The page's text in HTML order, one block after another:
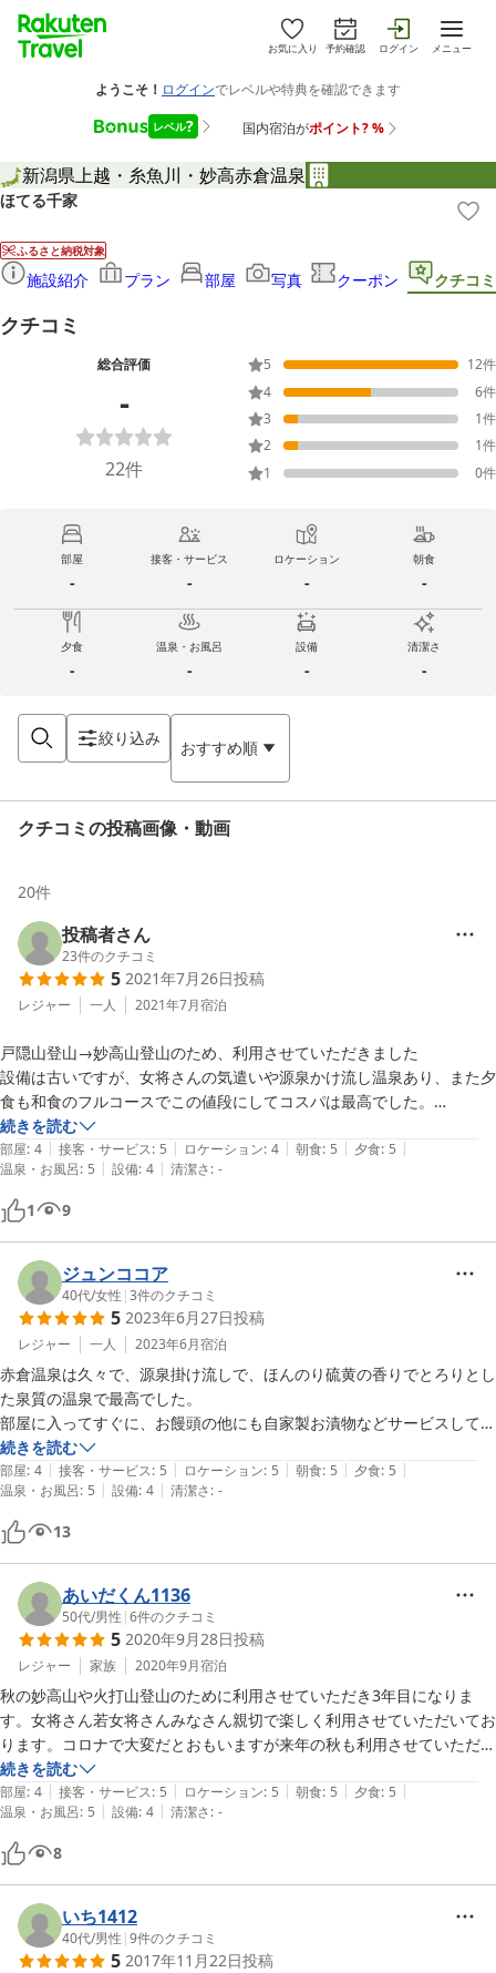
お気に入り 予約確認 ログイン メニュー
新潟県上越・糸魚川・妙高赤倉温泉
ほてる千家
ふるさと納税対象
施設紹介 プラン 部屋 写真 クーポン クチコミ
クチコミ
総合評価
-
22件
5 12件
4
6件
3
1件
2
1件
1
0件
部屋
-
接客・サービス
-
ロケーション
-
朝食
-
夕食
-
温泉・お風呂
-
設備
-
清潔さ
-
絞り込み おすすめ順
クチコミの投稿画像・動画
20件
投稿者さん
23件のクチコミ
5 2021年7月26日投稿
レジャー 一人 2021年7月宿泊
戸隠山登山→妙高山登山のため、利用させていただきました
設備は古いですが、女将さんの気遣いや源泉かけ流し温泉あり、また夕
食も和食のフルコースでこの値段にしてコスパは最高でした。
また、翌日朝食は当初7:30-とのことでしたが、早朝出発の場合おにぎ
りを用意していただけるとのことで、急遽お願いしたにもかかわらず対
応していただき助かりました
おかげさまで、6:10頃に妙高登山口の燕温泉駐車場はつきましたが、満
車の中でなんとか1台空いてて駐車できラッキーでした。
登山中にこのおにぎりだけかと思いましたが、漬物やゆで卵、登山中の
ナッツ、チーズかまぼこなどもも入っていて、期待以上の気遣い・内容
でびっくりです。
有難うございました。また、近辺の登山・スキーには利用したいと思い
ます
ちなみに、登山ではあいにくガスがかかって景色は見えませんでした。
また13時には戻れましたが、途中スコールに合い最悪でした。。。
（笑）
続きを読む
部屋: 4 | 接客・サービス: 5 | ロケーション: 4 | 朝食: 5 | 夕食: 5 |
温泉・お風呂: 5 | 設備: 4 | 清潔さ: -
1 9
ジュンココア
40代/女性 |3件のクチコミ
5 2023年6月27日投稿
レジャー 一人 2023年6月宿泊
赤倉温泉は久々で、源泉掛け流しで、ほんのり硫黄の香りでとろりとし
た泉質の温泉で最高でした。
部屋に入ってすぐに、お饅頭の他にも自家製お漬物などサービスして頂
き、心遣いがありがたかったです。
建物はレトロ感がありますが、食事もとても美味しく大満足の宿です。
このクオリティーでお値段が安いのがとてもありがたいです。
続きを読む
部屋: 4 | 接客・サービス: 5 | ロケーション: 5 | 朝食: 5 | 夕食: 5 |
温泉・お風呂: 5 | 設備: 4 | 清潔さ: -
13
あいだくん1136
50代/男性 |6件のクチコミ
5 2020年9月28日投稿
レジャー 家族 2020年9月宿泊
秋の妙高山や火打山登山のために利用させていただき3年目になりま
す。女将さん若女将さんみなさん親切で楽しく利用させていただいてお
ります。コロナで大変だとおもいますが来年の秋も利用させていただき
たいとおもいます。
続きを読む
部屋: 4 | 接客・サービス: 5 | ロケーション: 5 | 朝食: 5 | 夕食: 5 |
温泉・お風呂: 5 | 設備: 4 | 清潔さ: -
8
いち1412
40代/男性 |9件のクチコミ
5 2017年11月22日投稿